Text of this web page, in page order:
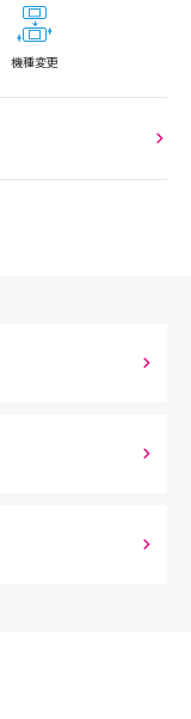
機種変更